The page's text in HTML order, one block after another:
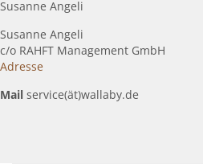
Susanne Angeli
Susanne Angeli
c/o RAHFT Management GmbH
Adresse
Mail service(ät)wallaby.de